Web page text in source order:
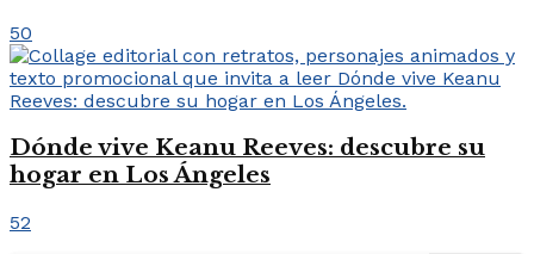
50
Dónde vive Keanu Reeves: descubre su
hogar en Los Ángeles
52